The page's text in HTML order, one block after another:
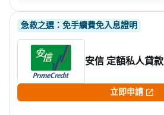
急救之選：免手續費免入息證明
安信 定額私人貸款
立即申請 